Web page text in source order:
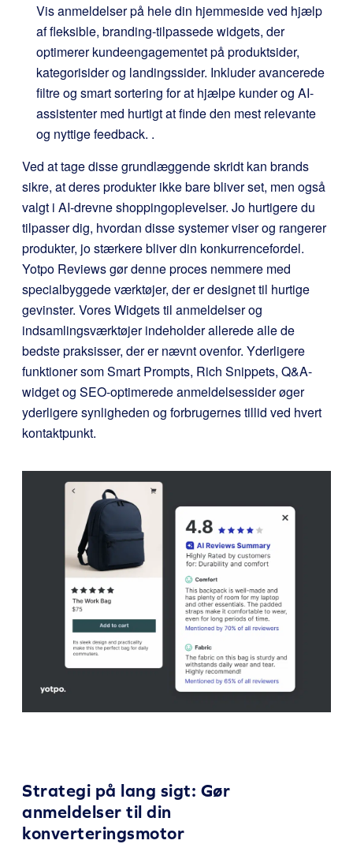
Vis anmeldelser på hele din hjemmeside ved hjælp
af fleksible, branding-tilpassede widgets, der
optimerer kundeengagementet på produktsider,
kategorisider og landingssider. Inkluder avancerede
filtre og smart sortering for at hjælpe kunder og AI-
assistenter med hurtigt at finde den mest relevante
og nyttige feedback. .
Ved at tage disse grundlæggende skridt kan brands
sikre, at deres produkter ikke bare bliver set, men også
valgt i AI-drevne shoppingoplevelser. Jo hurtigere du
tilpasser dig, hvordan disse systemer viser og rangerer
produkter, jo stærkere bliver din konkurrencefordel.
Yotpo Reviews gør denne proces nemmere med
specialbyggede værktøjer, der er designet til hurtige
gevinster. Vores Widgets til anmeldelser og
indsamlingsværktøjer indeholder allerede alle de
bedste praksisser, der er nævnt ovenfor. Yderligere
funktioner som Smart Prompts, Rich Snippets, Q&A-
widget og SEO-optimerede anmeldelsessider øger
yderligere synligheden og forbrugernes tillid ved hvert
kontaktpunkt.
Strategi på lang sigt: Gør
anmeldelser til din
konverteringsmotor